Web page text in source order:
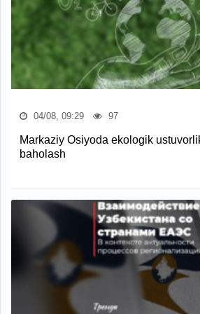
04/08, 09:29 97
Markaziy Osiyoda ekologik
baholash